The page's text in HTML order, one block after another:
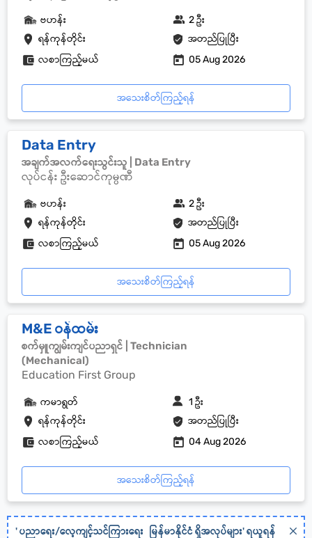
ရန်ကုန်တိုင်း အတည်ပြုပြီး
ဗဟန်း 2 ဦး
လစာကြည့်မယ် 05 Aug 2026
အသေးစိတ်ကြည့်ရန်
Data Entry
အချက်အလက်ရေးသွင်းသူ | Data Entry
လုပ်ငန်း ဦးဆောင်ကုမ္ပဏီ
ရန်ကုန်တိုင်း အတည်ပြုပြီး
ဗဟန်း 2 ဦး
လစာကြည့်မယ် 05 Aug 2026
အသေးစိတ်ကြည့်ရန်
M&E ဝန်ထမ်း
စက်မှူကျွမ်းကျင်ပညာရှင် | Technician
(Mechanical)
Education First Group
ရန်ကုန်တိုင်း အတည်ပြုပြီး
ကမာရွတ် 1 ဦး
လစာကြည့်မယ် 04 Aug 2026
အသေးစိတ်ကြည့်ရန်
'ပညာရေး/လေ့ကျင့်သင်ကြားရေး မြန်မာနိုင်ငံရှိအလုပ်များ' ရယူရန်